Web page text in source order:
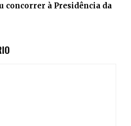
concorrer à Presidência da